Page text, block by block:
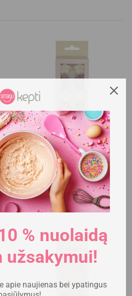
–
и
Съедобные...
5,10€
В КОРЗИНУ
% nuolaidą
užsakymui!
apie naujienas bei ypatingus